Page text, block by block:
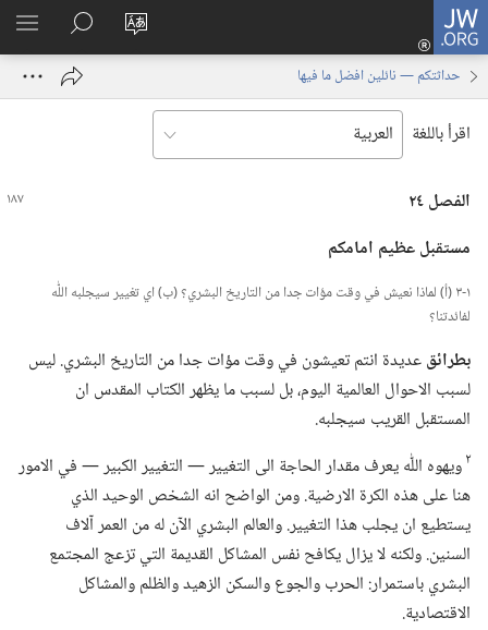
JW.ORG
تغيير
الموقع
تسجيل
الدخول
نافذة
البحث
في
JW.‎ORG
حداثتكم — ‏نائلين افضل ما فيها
اقرأ باللغة
الفصل ٢٤
مستقبل عظيم امامكم
١-‏٣ (‏أ)‏ لماذا نعيش في وقت مؤات جدا من التاريخ البشري؟‏ (‏ب)‏ اي تغيير سيجلبه اللّٰه
لفائدتنا؟‏
بطرائقعديدة انتم تعيشون في وقت مؤات جدا من التاريخ البشري.‏ ليس
لسبب الاحوال العالمية اليوم،‏ بل لسبب ما يظهر الكتاب المقدس ان
المستقبل القريب سيجلبه.‏
٢ويهوه اللّٰه يعرف مقدار الحاجة الى التغيير —‏ التغيير الكبير —‏ في الامور
هنا على هذه الكرة الارضية.‏ ومن الواضح انه الشخص الوحيد الذي
يستطيع ان يجلب هذا التغيير.‏ والعالم البشري الآن له من العمر آلاف
السنين.‏ ولكنه لا يزال يكافح نفس المشاكل القديمة التي تزعج المجتمع
البشري باستمرار:‏ الحرب والجوع والسكن الزهيد والظلم والمشاكل
الاقتصادية.‏